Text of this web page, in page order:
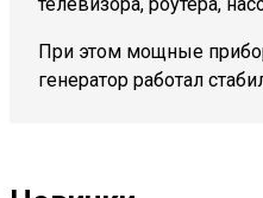
При этом мощные
генератор работал